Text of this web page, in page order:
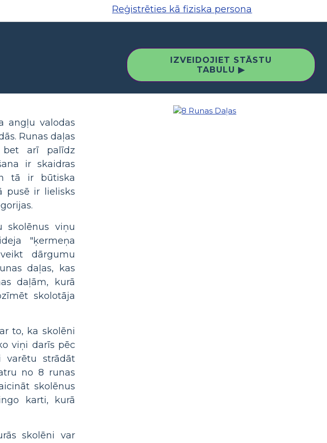
Reģistrēties kā fiziska persona
IZVEIDOJIET STĀSTU
TABULU ▶
angļu valodas
Runas daļas
bet arī palīdz
ir skaidras
tā ir būtiska
pusē ir lielisks
skolēnus viņu
"ķermeņa
dārgumu
daļas, kas
daļām, kurā
skolotāja
to, ka skolēni
viņi darīs pēc
varētu strādāt
no 8 runas
skolēnus
karti, kurā
skolēni var